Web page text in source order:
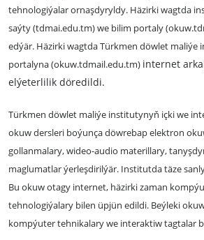
tehnologiýalar ornaşdyryldy. Häzirki wagtda
saýty (tdmai.edu.tm) we bilim portaly
edýär. Häzirki wagtda Türkmen döwlet maliýe
portalyna (okuw.tdmail.edu.tm) internet
elýeterlilik döredildi.
Türkmen döwlet maliýe institutynyň içki we
okuw dersleri boýunça döwrebap elektron
gollanmalary, wideo-audio materillary,
maglumatlar ýerleşdirilýär. Institutda täze
Bu okuw otagy internet, häzirki zaman
tehnologiýalary bilen üpjün edildi. Beýleki
kompýuter tehnikalary we interaktiw tagtalar